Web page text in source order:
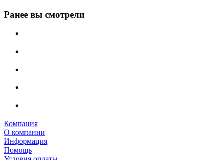
Ранее вы смотрели
Компания
О компании
Информация
Помощь